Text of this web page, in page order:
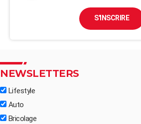
S'INSCRIRE
NEWSLETTERS
Lifestyle
Auto
Bricolage